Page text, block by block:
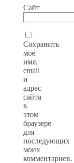
Сайт
Сохранить
моё
имя,
email
и
адрес
сайта
в
этом
браузере
для
последующих
моих
комментариев.